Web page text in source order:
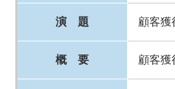
演 題 顧客獲
概 要 顧客獲